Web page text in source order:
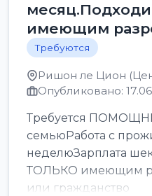
имеющим
Требуются
Ришон ле Цион
Опубликовано:
Требуется
семьюРабота с
неделюЗарплата
ТОЛЬКО имеющим
или гражданство